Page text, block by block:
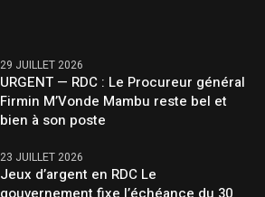
29 JUILLET 2026
URGENT — RDC : Le Procureur général
Firmin M’Vonde Mambu reste bel et
bien à son poste
23 JUILLET 2026
Jeux d’argent en RDC Le